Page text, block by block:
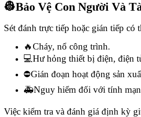
👷Bảo Vệ Con Người Và
Sét đánh trực tiếp hoặc gián tiếp có
🔥Cháy, nổ công trình.
💻Hư hỏng thiết bị điện, điện
⛔Gián đoạn hoạt động sản
🚑Nguy hiểm đối với tính
Việc kiểm tra và đánh giá định kỳ